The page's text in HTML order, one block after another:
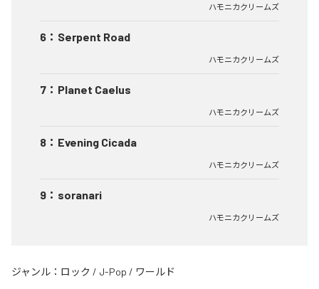
ハモニカクリームズ
6 ： Serpent Road
ハモニカクリームズ
7 ： Planet Caelus
ハモニカクリームズ
8 ： Evening Cicada
ハモニカクリームズ
9 ： soranari
ハモニカクリームズ
ジャンル： ロック / J-Pop / ワールド